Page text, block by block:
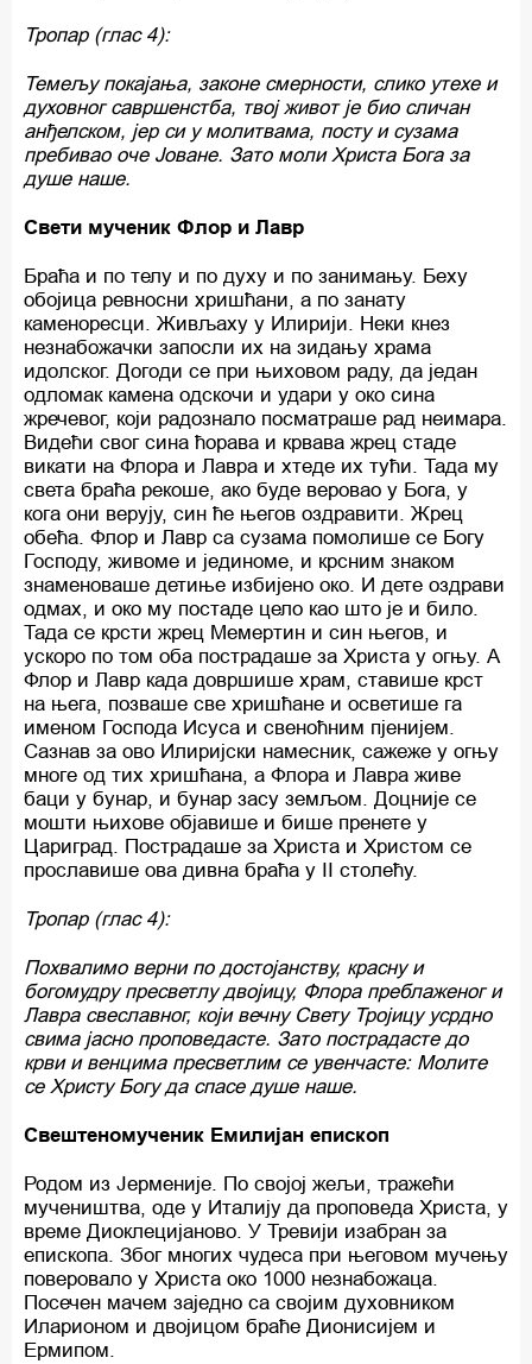
Тропар (глас 4):
Темељу покајања, законе смерности, слико утехе и
духовног савршенстба, твој живот је био сличан
анђелском, јер си у молитвама, посту и сузама
пребивао оче Јоване. Зато моли Христа Бога за
душе наше.
Свети мученик Флор и Лавр
Браћа и по телу и по духу и по занимању. Беху
обојица ревносни хришћани, а по занату
каменоресци. Живљаху у Илирији. Неки кнез
незнабожачки запосли их на зидању храма
идолског. Догоди се при њиховом раду, да један
одломак камена одскочи и удари у око сина
жречевог, који радознало посматраше рад неимара.
Видећи свог сина ћорава и крвава жрец стаде
викати на Флора и Лавра и хтеде их тући. Тада му
света браћа рекоше, ако буде веровао у Бога, у
кога они верују, син ће његов оздравити. Жрец
обећа. Флор и Лавр са сузама помолише се Богу
Господу, живоме и јединоме, и крсним знаком
знаменоваше детиње избијено око. И дете оздрави
одмах, и око му постаде цело као што је и било.
Тада се крсти жрец Мемертин и син његов, и
ускоро по том оба пострадаше за Христа у огњу. А
Флор и Лавр када довршише храм, ставише крст
на њега, позваше све хришћане и осветише га
именом Господа Исуса и свеноћним пјенијем.
Сазнав за ово Илиријски намесник, сажеже у огњу
многе од тих хришћана, а Флора и Лавра живе
баци у бунар, и бунар засу земљом. Доцније се
мошти њихове објавише и бише пренете у
Цариград. Пострадаше за Христа и Христом се
прославише ова дивна браћа у II столећу.
Тропар (глас 4):
Похвалимо верни по достојанству, красну и
богомудру пресветлу двојицу, Флора преблаженог и
Лавра свеславног, који вечну Свету Тројицу усрдно
свима јасно проповедасте. Зато пострадасте до
крви и венцима пресветлим се увенчасте: Молите
се Христу Богу да спасе душе наше.
Свештеномученик Емилијан епископ
Родом из Јерменије. По својој жељи, тражећи
мучеништва, оде у Италију да проповеда Христа, у
време Диоклецијаново. У Тревији изабран за
епископа. Због многих чудеса при његовом мучењу
поверовало у Христа око 1000 незнабожаца.
Посечен мачем заједно са својим духовником
Иларионом и двојицом браће Дионисијем и
Ермипом.